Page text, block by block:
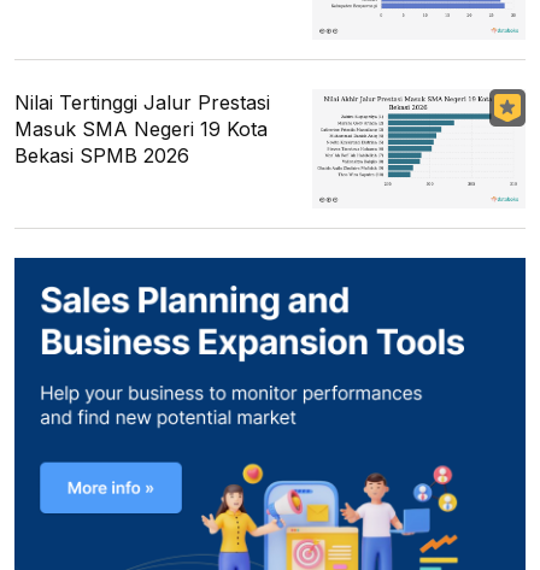
Nilai Tertinggi Jalur Prestasi
Masuk SMA Negeri 19 Kota
Bekasi SPMB 2026